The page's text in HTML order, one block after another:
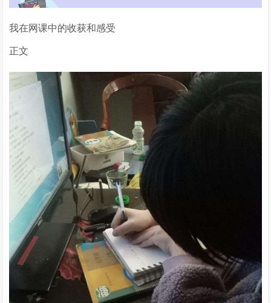
我在网课中的收获和感受
正文